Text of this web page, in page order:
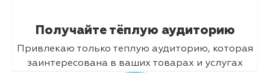
Получайте тёплую аудиторию
Привлекаю только теплую аудиторию, которая
заинтересована в ваших товарах и услугах